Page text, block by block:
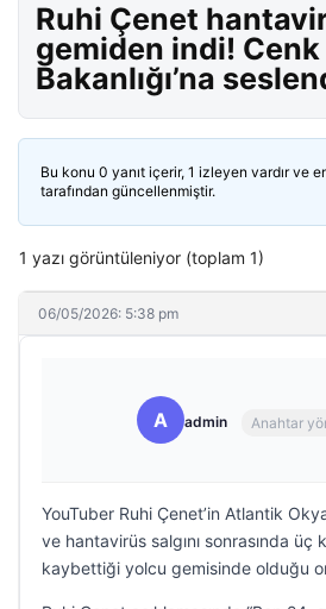
Ruhi Çenet
gemiden indi! Cenk
Bakanlığı’na
Bu konu 0 yanıt içerir, 1 izleyen vardır ve
tarafından güncellenmiştir.
1 yazı görüntüleniyor (toplam 1)
06/05/2026: 5:38 pm
A admin Anahtar
YouTuber Ruhi Çenet’in Atlantik
ve hantavirüs salgını sonrasında üç
kaybettiği yolcu gemisinde olduğu